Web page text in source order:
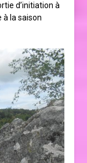
d’initiation à
à la saison